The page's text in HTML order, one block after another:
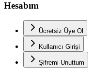
Hesabım
Ücretsiz Üye Ol
Kullanıcı Girişi
Şifremi Unuttum